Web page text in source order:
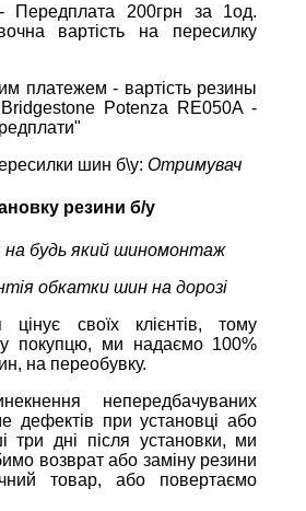
200грн за 1од.
вартість на пересилку
платежем - вартість резины
Potenza RE050A -
шин б\у: Отримувач
резини б/у
на будь який шиномонтаж
обкатки шин на дорозі
своїх клієнтів, тому
покупцю, ми надаємо 100%
на переобувку.
непередбачуваних
дефектів при установці або
три дні після установки, ми
возврат або заміну резини
товар, або повертаємо